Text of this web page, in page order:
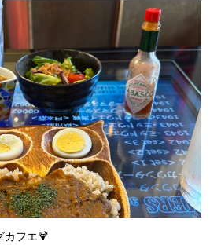
カフエ🍹